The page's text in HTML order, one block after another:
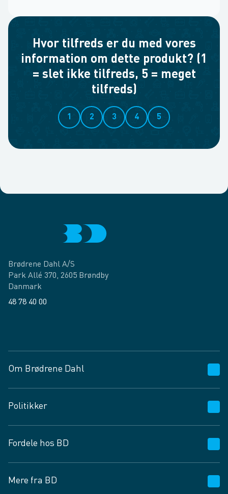
Hvor tilfreds er du med vores
information om dette produkt? (1
= slet ikke tilfreds, 5 = meget
tilfreds)
1 2 3 4 5
Brødrene Dahl A/S
Park Allé 370, 2605 Brøndby
Danmark
48 78 40 00
Om Brødrene Dahl
Vagttelefon 30 10 89 89
Spørgsmål og svar
Job og karriere
Fødevarekontrolrapport
Politikker
Privatlivspolitik
Cookies
Vilkår og betingelser
Fordele hos BD
BD app
Mere fra BD